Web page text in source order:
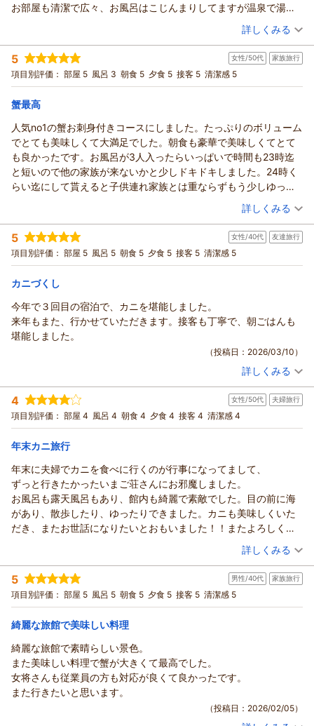
お部屋も清潔で広々、お風呂はこじんまりしてますが温泉で湯上
お宿のロケーションも、目の前がプライベートビーチ感ありでと
ても落ち着いた雰囲気で良かったです。
また是非訪れたいお宿です。
（投稿日：2026/05/06）
宿泊時期： 2026年05月宿泊 (家族旅行)
投稿者： ゆきちさん
宿泊プラン： 【じゃらんスペシャルウィーク】春のかに刺し付きフルコース
＆日本海の幸食べつくし豪華プラン
和室 朝・夕 夕/個室利用
宿泊価格帯：
詳しくみる
5 女性/50代 家族旅行
項目別評価： 部屋 5 風呂 3 朝食 5 夕食 5 接客 5 清潔感 5
蟹最高
人気no1の蟹お刺身付きコースにしました。たっぷりのボリューム
でとても美味しくて大満足でした。朝食も豪華で美味しくてとて
も良かったです。お風呂が3人入ったらいっぱいで時間も23時迄
と短いので他の家族が来ないかと少しドキドキしました。24時く
らい迄にして貰えると子供連れ家族とは重ならずもう少しゆっく
り入れるのにと思いました。館内案内の冊子にWi-Fiが使える事を
（投稿日：2026/03/15）
宿泊時期： 2026年03月宿泊 (家族旅行)
投稿者： ラムネンさん
宿泊プラン： 【冬◆人気No.1】新鮮な美しさにうっとり かに刺し付きフルコ
ース
和室 朝・夕 夕/個室利用
宿泊価格帯：
詳しくみる
5 女性/40代 友達旅行
項目別評価： 部屋 5 風呂 5 朝食 5 夕食 5 接客 5 清潔感 5
カニづくし
今年で３回目の宿泊で、カニを堪能しました。
来年もまた、行かせていただきます。接客も丁寧で、朝ごはんも
堪能しました。
（投稿日：2026/03/10）
投稿者： よしのりさん(女性/40代)
宿泊プラン： 【冬◆かに刺し付】かにフルコース＋特選但馬牛ステーキ
和室 朝・夕 夕/個室利用
宿泊価格帯： 30,001円以上(大人一人あたり/税込)
詳しくみる
4 女性/50代 夫婦旅行
項目別評価： 部屋 4 風呂 4 朝食 4 夕食 4 接客 4 清潔感 4
年末カニ旅行
年末に夫婦でカニを食べに行くのが行事になってまして、
ずっと行きたかったいまご荘さんにお邪魔しました。
お風呂も露天風呂もあり、館内も綺麗で素敵でした。目の前に海
があり、散歩したり、ゆったりできました。カニも美味しくいた
だき、またお世話になりたいとおもいました！！またよろしくお
（投稿日：2026/02/24）
宿泊時期： 2025年12月宿泊 (夫婦旅行)
投稿者： Gきめさん
宿泊プラン： 【冬◆お手頃】焼きがに＆かにしゃぶコース＋アワビ＆白エビ
の石焼き
和室 朝・夕 夕/個室利用
宿泊価格帯： 30,001円以上(大人一人あたり/税込)
詳しくみる
5 男性/40代 家族旅行
項目別評価： 部屋 5 風呂 5 朝食 5 夕食 5 接客 5 清潔感 5
綺麗な旅館で美味しい料理
綺麗な旅館で素晴らしい景色。
また美味しい料理で蟹が大きくて最高でした。
女将さんも従業員の方も対応が良くて良かったです。
また行きたいと思います。
（投稿日：2026/02/05）